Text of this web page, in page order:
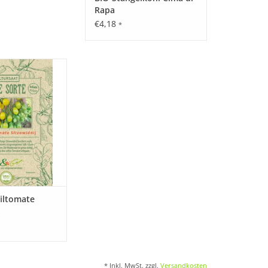
Rapa
€4,18 *
unsere seltene,
in Vergessenheit
ist!
HINZUFÜGEN
* Inkl. MwSt. zzgl. Versandkosten